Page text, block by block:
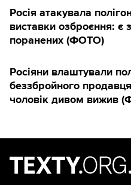
Росія атакувала
виставки озброєння: є
поранених (ФОТО)
Росіяни влаштували
беззбройного
чоловік дивом вижив